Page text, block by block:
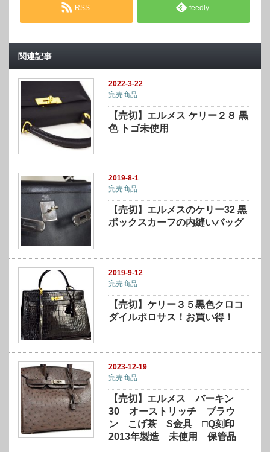
RSS feedly
関連記事
2022-3-22
完売商品
【売切】エルメス ケリー２８ 黒
色 トゴ未使用
2019-8-1
完売商品
【売切】エルメスのケリー32 黒
ボックスカーフの内縫いバッグ
2019-9-12
完売商品
【売切】ケリー３５黒色クロコ
ダイルポロサス！お買い得！
2023-12-19
完売商品
【売切】エルメス バーキン
30 オーストリッチ ブラウ
ン こげ茶 S金具 □Q刻印
2013年製造 未使用 保管品